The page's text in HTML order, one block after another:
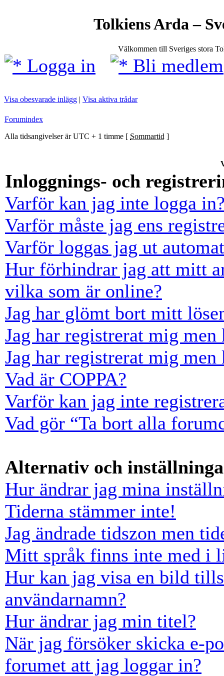
Tolkiens Arda –
Välkommen till Sveriges stora
Logga in Bli medlem
Visa obesvarade inlägg | Visa aktiva trådar
Forumindex
Alla tidsangivelser är UTC + 1 timme [ Sommartid ]
Inloggnings- och
Varför kan jag inte logga
Varför måste jag ens
Varför loggas jag ut
Hur förhindrar jag att mitt
vilka som är online?
Jag har glömt bort mitt
Jag har registrerat mig
Jag har registrerat mig
Vad är COPPA?
Varför kan jag inte
Vad gör “Ta bort alla
Alternativ och
Hur ändrar jag mina
Tiderna stämmer inte!
Jag ändrade tidszon men
Mitt språk finns inte med i
Hur kan jag visa en bild
användarnamn?
Hur ändrar jag min titel?
När jag försöker skicka e-
forumet att jag loggar in?